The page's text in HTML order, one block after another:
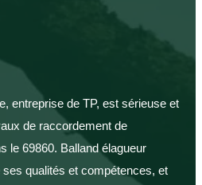
entreprise de TP, est sérieuse et
de raccordement de
le 69860. Balland élagueur
qualités et compétences, et